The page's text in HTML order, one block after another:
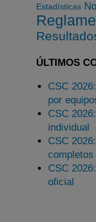
Estadísticas
ÚLTIMOS
CSC
por
CSC
individual
CSC
completos
CSC
oficial